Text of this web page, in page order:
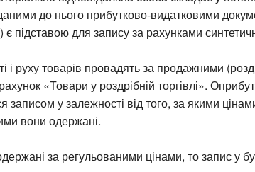
до нього прибутково-видатковими
підставою для запису за рахунками
і руху товарів провадять за продажними
«Товари у роздрібній торгівлі».
записом у залежності від того, за якими
вони одержані.
за регульованими цінами, то запис у